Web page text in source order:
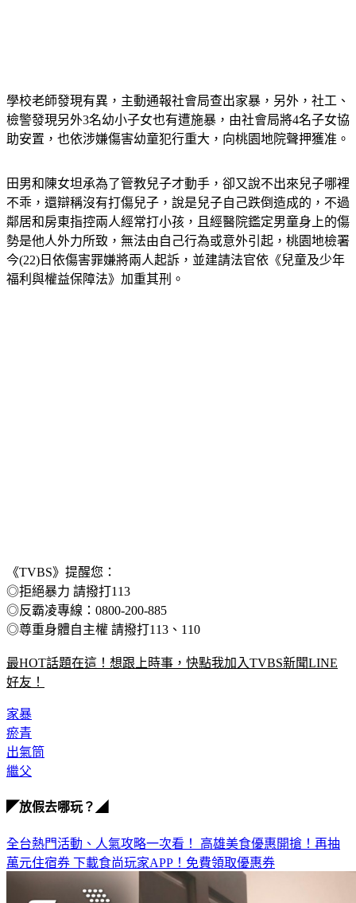
檢警發現另外3名幼小子女也有遭施暴，由社會局將4名子女協
助安置，也依涉嫌傷害幼童犯行重大，向桃園地院聲押獲准。
不乖，還辯稱沒有打傷兒子，說是兒子自己跌倒造成的，不過
鄰居和房東指控兩人經常打小孩，且經醫院鑑定男童身上的傷
勢是他人外力所致，無法由自己行為或意外引起，桃園地檢署
今(22)日依傷害罪嫌將兩人起訴，並建請法官依《兒童及少年
福利與權益保障法》加重其刑。
◎拒絕暴力 請撥打113
◎反霸凌專線：0800-200-885
◎尊重身體自主權 請撥打113、110
好友！
瘀青
出氣筒
繼父
萬元住宿券下載食尚玩家APP！免費領取優惠券